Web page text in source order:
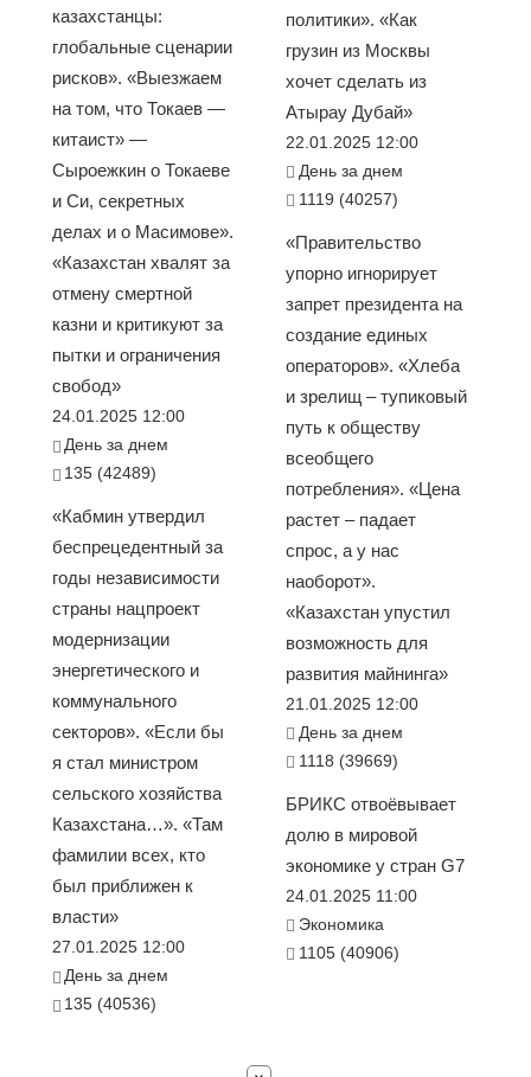
казахстанцы:
глобальные сценарии
рисков». «Выезжаем
на том, что Токаев —
китаист» —
Сыроежкин о Токаеве
и Си, секретных
делах и о Масимове».
«Казахстан хвалят за
отмену смертной
казни и критикуют за
пытки и ограничения
свобод»
24.01.2025 12:00
День за днем
135 (42489)
«Кабмин утвердил
беспрецедентный за
годы независимости
страны нацпроект
модернизации
энергетического и
коммунального
секторов». «Если бы
я стал министром
сельского хозяйства
Казахстана…». «Там
фамилии всех, кто
был приближен к
власти»
27.01.2025 12:00
День за днем
135 (40536)
политики». «Как
грузин из Москвы
хочет сделать из
Атырау Дубай»
22.01.2025 12:00
День за днем
1119 (40257)
«Правительство
упорно игнорирует
запрет президента на
создание единых
операторов». «Хлеба
и зрелищ – тупиковый
путь к обществу
всеобщего
потребления». «Цена
растет – падает
спрос, а у нас
наоборот».
«Казахстан упустил
возможность для
развития майнинга»
21.01.2025 12:00
День за днем
1118 (39669)
БРИКС отвоёвывает
долю в мировой
экономике у стран G7
24.01.2025 11:00
Экономика
1105 (40906)